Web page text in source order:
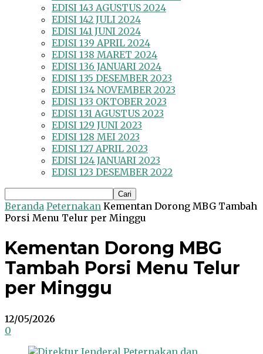
EDISI 143 AGUSTUS 2024
EDISI 142 JULI 2024
EDISI 141 JUNI 2024
EDISI 139 APRIL 2024
EDISI 138 MARET 2024
EDISI 136 JANUARI 2024
EDISI 135 DESEMBER 2023
EDISI 134 NOVEMBER 2023
EDISI 133 OKTOBER 2023
EDISI 131 AGUSTUS 2023
EDISI 129 JUNI 2023
EDISI 128 MEI 2023
EDISI 127 APRIL 2023
EDISI 124 JANUARI 2023
EDISI 123 DESEMBER 2022
Beranda Peternakan Kementan Dorong MBG Tambah
Porsi Menu Telur per Minggu
Kementan Dorong MBG
Tambah Porsi Menu Telur
per Minggu
12/05/2026
0